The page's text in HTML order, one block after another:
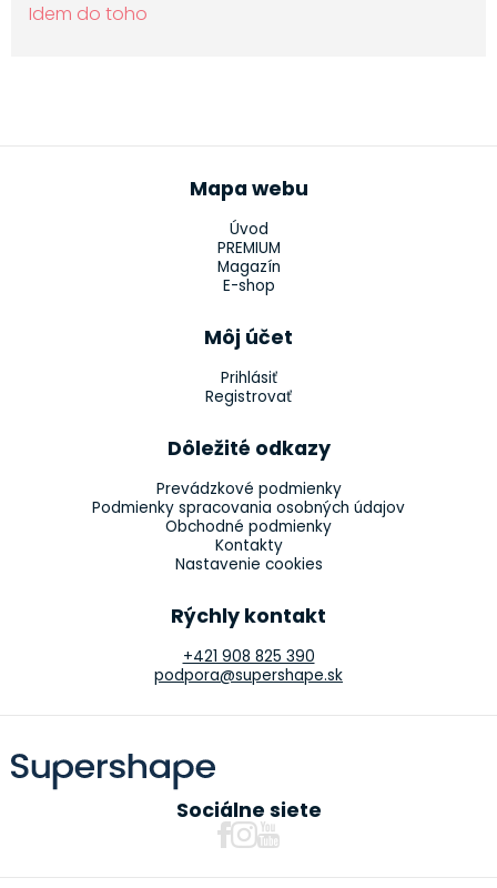
Idem do toho
Mapa webu
Úvod
PREMIUM
Magazín
E-shop
Môj účet
Prihlásiť
Registrovať
Dôležité odkazy
Prevádzkové podmienky
Podmienky spracovania osobných údajov
Obchodné podmienky
Kontakty
Nastavenie cookies
Rýchly kontakt
+421 908 825 390
podpora@supershape.sk
Sociálne siete